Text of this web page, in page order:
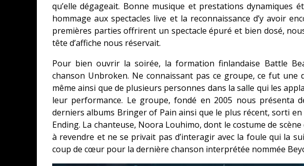
qu’elle dégageait. Bonne musique et prestations dynamiques
hommage aux spectacles live et la reconnaissance d’y avoir
premières parties offrirent un spectacle épuré et bien dosé,
tête d’affiche nous réservait.
Pour bien ouvrir la soirée, la formation finlandaise Battle
chanson Unbroken. Ne connaissant pas ce groupe, ce fut une
même ainsi que de plusieurs personnes dans la salle qui les
leur performance. Le groupe, fondé en 2005 nous présenta
derniers albums Bringer of Pain ainsi que le plus récent, sorti
Ending. La chanteuse, Noora Louhimo, dont le costume de
à revendre et ne se privait pas d’interagir avec la foule qui la
coup de cœur pour la dernière chanson interprétée nommée